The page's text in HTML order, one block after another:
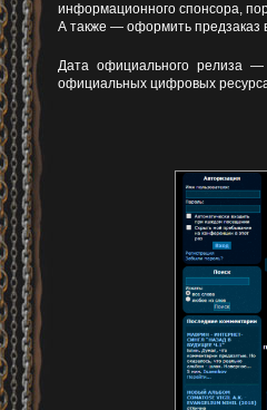
информационного спонсора,
А также — оформить
Дата официального релиза
официальных цифровых